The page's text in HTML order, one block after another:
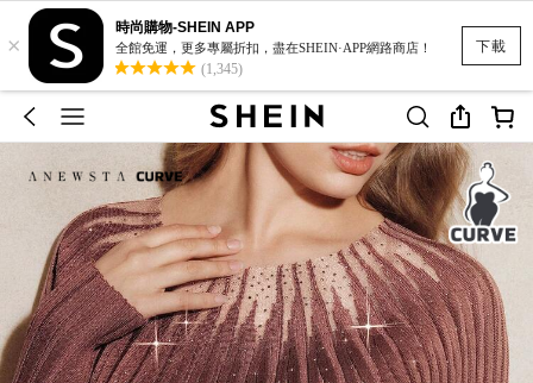
下載
×
時尚購物-SHEIN APP
全館免運，更多專屬折扣，盡在SHEIN·APP網路商店！
(1,345)